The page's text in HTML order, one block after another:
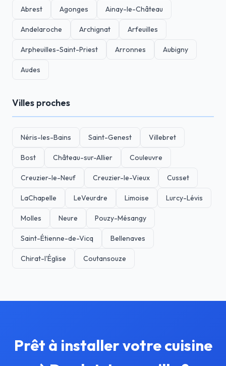
Abrest Agonges Ainay-le-Château
Andelaroche Archignat Arfeuilles
Arpheuilles-Saint-Priest Arronnes Aubigny
Audes
Villes proches
Néris-les-Bains Saint-Genest Villebret
Bost Château-sur-Allier Couleuvre
Creuzier-le-Neuf Creuzier-le-Vieux Cusset
LaChapelle LeVeurdre Limoise Lurcy-Lévis
Molles Neure Pouzy-Mésangy
Saint-Étienne-de-Vicq Bellenaves
Chirat-l'Église Coutansouze
Prêt à installer votre cuisine